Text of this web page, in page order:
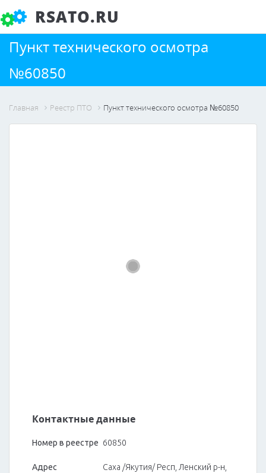
RSATO.RU
Пункт технического осмотра
№60850
Главная Реестр ПТО Пункт технического осмотра №60850
Контактные данные
Номер в реестре 60850
Адрес
Саха /Якутия/ Респ, Ленский р-н,